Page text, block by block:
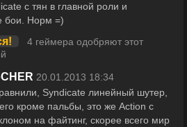
с тян в главной роли и
бои. Норм =)
4 геймера одобряют этот
20.01.2013 18:34
Syndicate линейный шутер,
кроме пальбы, это же Асtion с
на файтинг, скорее всего мир